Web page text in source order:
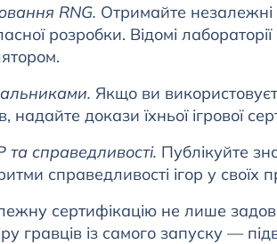
RNG. Отримайте незалежні
розробки. Відомі
Якщо ви
надайте докази їхньої ігрової
та справедливості. Публікуйте
справедливості ігор у своїх
сертифікацію не лише
гравців із самого запуску —